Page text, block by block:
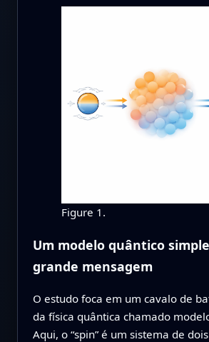
Figure 1.
Um modelo quântico
grande mensagem
O estudo foca em um cavalo de
da física quântica chamado
Aqui, o “spin” é um sistema de